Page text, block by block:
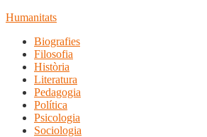
Humanitats
Biografies
Filosofia
Història
Literatura
Pedagogia
Política
Psicologia
Sociologia